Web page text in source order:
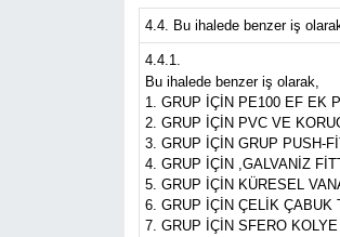
4.4. Bu ihalede benzer iş
4.4.1.
Bu ihalede benzer iş olarak,
1. GRUP İÇİN PE100 EF EK
2. GRUP İÇİN PVC VE
3. GRUP İÇİN GRUP PUSH-
4. GRUP İÇİN ,GALVANİZ
5. GRUP İÇİN KÜRESEL
6. GRUP İÇİN ÇELİK ÇABUK
7. GRUP İÇİN SFERO